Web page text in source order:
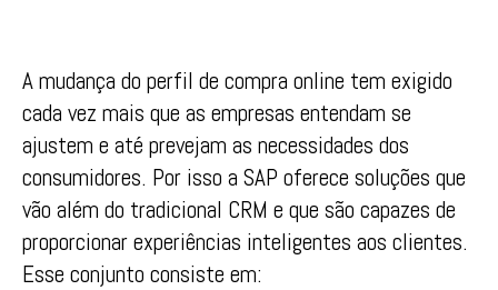
A mudança do perfil de compra online tem exigido
cada vez mais que as empresas entendam se
ajustem e até prevejam as necessidades dos
consumidores. Por isso a SAP oferece soluções que
vão além do tradicional CRM e que são capazes de
proporcionar experiências inteligentes aos clientes.
Esse conjunto consiste em: